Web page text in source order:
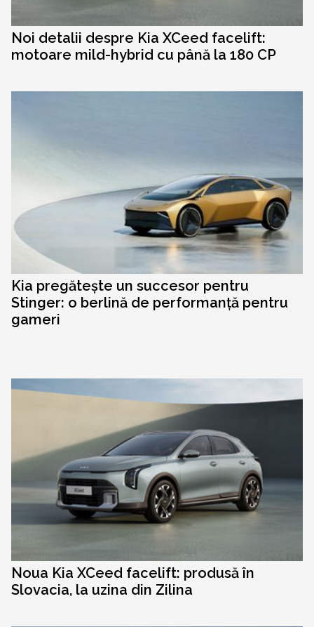
Noi detalii despre Kia XCeed facelift:
motoare mild-hybrid cu până la 180 CP
Kia pregătește un succesor pentru
Stinger: o berlină de performanță pentru
gameri
Noua Kia XCeed facelift: produsă în
Slovacia, la uzina din Zilina